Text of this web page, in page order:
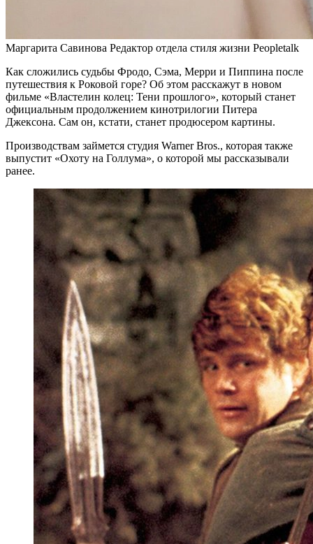
Маргарита Савинова Редактор отдела стиля жизни Peopletalk
Как сложились судьбы Фродо, Сэма, Мерри и Пиппина после
путешествия к Роковой горе? Об этом расскажут в новом
фильме «Властелин колец: Тени прошлого», который станет
официальным продолжением кинотрилогии Питера
Джексона. Сам он, кстати, станет продюсером картины.
Производствам займется студия Warner Bros., которая также
выпустит «Охоту на Голлума», о которой мы рассказывали
ранее.